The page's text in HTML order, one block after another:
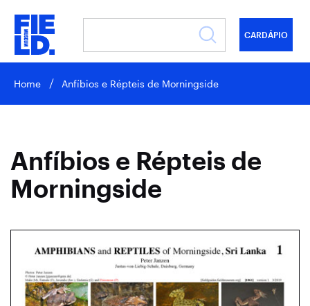
CARDÁPIO
Home Anfíbios e Répteis de Morningside
Anfíbios e Répteis de
Morningside